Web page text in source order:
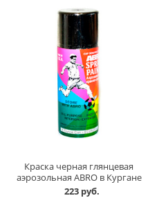
Краска черная глянцевая
аэрозольная ABRO в Кургане
223 руб.